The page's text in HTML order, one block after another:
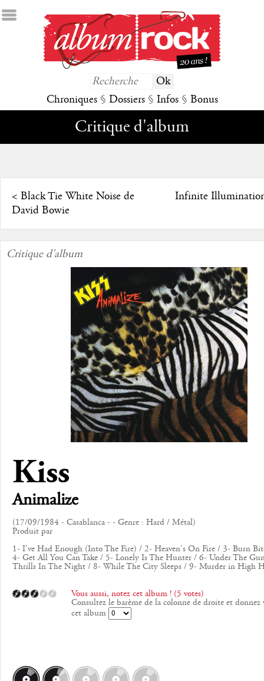
Chroniques § Dossiers § Infos § Bonus
Critique d'album
< Black Tie White Noise de
David Bowie
Infinite
Critique d'album
Kiss
Animalize
(17/09/1984 - Casablanca - - Genre : Hard / Métal)
Produit par
1- I've Had Enough (Into The Fire) / 2- Heaven's On Fire / 3- Burn
4- Get All You Can Take / 5- Lonely Is The Hunter / 6- Under The
Thrills In The Night / 8- While The City Sleeps / 9- Murder in High
Vous aussi, notez cet album ! (5 votes)
Consultez le barème de la colonne de droite et donnez
cet album